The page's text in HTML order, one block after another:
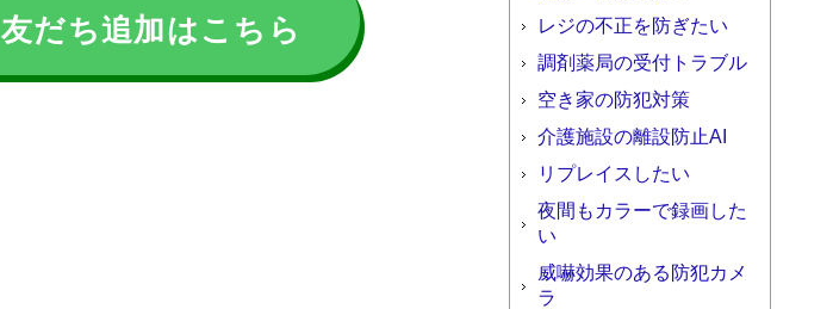
友だち追加はこちら
レジの不正を防ぎたい
調剤薬局の受付トラブル
空き家の防犯対策
介護施設の離設防止AI
リプレイスしたい
夜間もカラーで録画した
い
威嚇効果のある防犯カメ
ラ